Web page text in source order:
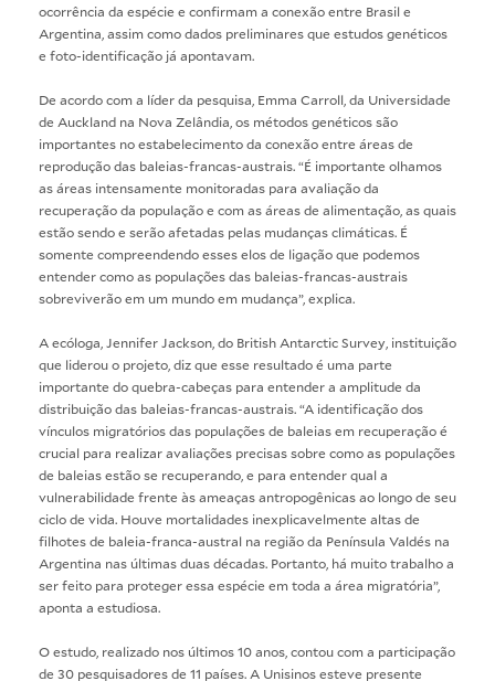
ocorrência da espécie e confirmam a conexão entre Brasil e
Argentina, assim como dados preliminares que estudos genéticos
e foto-identificação já apontavam.
De acordo com a líder da pesquisa, Emma Carroll, da Universidade
de Auckland na Nova Zelândia, os métodos genéticos são
importantes no estabelecimento da conexão entre áreas de
reprodução das baleias-francas-austrais. “É importante olhamos
as áreas intensamente monitoradas para avaliação da
recuperação da população e com as áreas de alimentação, as quais
estão sendo e serão afetadas pelas mudanças climáticas. É
somente compreendendo esses elos de ligação que podemos
entender como as populações das baleias-francas-austrais
sobreviverão em um mundo em mudança”, explica.
A ecóloga, Jennifer Jackson, do British Antarctic Survey, instituição
que liderou o projeto, diz que esse resultado é uma parte
importante do quebra-cabeças para entender a amplitude da
distribuição das baleias-francas-austrais. “A identificação dos
vínculos migratórios das populações de baleias em recuperação é
crucial para realizar avaliações precisas sobre como as populações
de baleias estão se recuperando, e para entender qual a
vulnerabilidade frente às ameaças antropogênicas ao longo de seu
ciclo de vida. Houve mortalidades inexplicavelmente altas de
filhotes de baleia-franca-austral na região da Península Valdés na
Argentina nas últimas duas décadas. Portanto, há muito trabalho a
ser feito para proteger essa espécie em toda a área migratória”,
aponta a estudiosa.
O estudo, realizado nos últimos 10 anos, contou com a participação
de 30 pesquisadores de 11 países. A Unisinos esteve presente